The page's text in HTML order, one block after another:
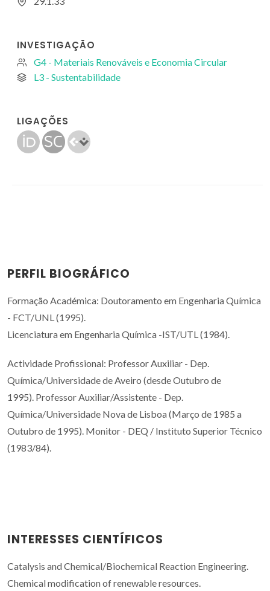
INVESTIGAÇÃO
G4 - Materiais Renováveis e Economia Circular
L3 - Sustentabilidade
LIGAÇÕES
PERFIL BIOGRÁFICO
Formação Académica: Doutoramento em Engenharia Química
- FCT/UNL (1995).
Licenciatura em Engenharia Química -IST/UTL (1984).
Actividade Profissional: Professor Auxiliar - Dep.
Química/Universidade de Aveiro (desde Outubro de
1995). Professor Auxiliar/Assistente - Dep.
Química/Universidade Nova de Lisboa (Março de 1985 a
Outubro de 1995). Monitor - DEQ / Instituto Superior Técnico
(1983/84).
INTERESSES CIENTÍFICOS
Catalysis and Chemical/Biochemical Reaction Engineering.
Chemical modification of renewable resources.